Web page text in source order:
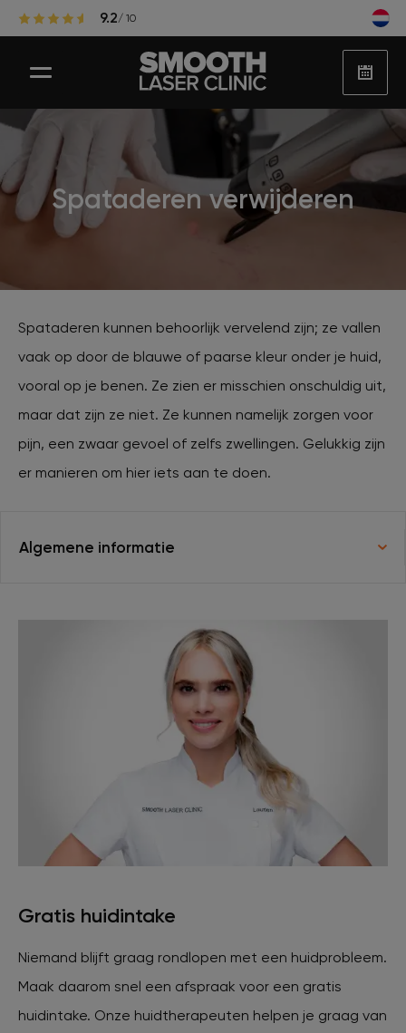
9.2/ 10
Spataderen verwijderen
Spataderen kunnen behoorlijk vervelend zijn; ze vallen
vaak op door de blauwe of paarse kleur onder je huid,
vooral op je benen. Ze zien er misschien onschuldig uit,
maar dat zijn ze niet. Ze kunnen namelijk zorgen voor
pijn, een zwaar gevoel of zelfs zwellingen. Gelukkig zijn
er manieren om hier iets aan te doen.
Algemene informatie
Gratis huidintake
Niemand blijft graag rondlopen met een huidprobleem.
Maak daarom snel een afspraak voor een gratis
huidintake. Onze huidtherapeuten helpen je graag van
Laser ontharen
Huidproblemen
XL Hair
Veelgestelde vragen
Ontstaansgeschiedenis
Bij jou in de buurt